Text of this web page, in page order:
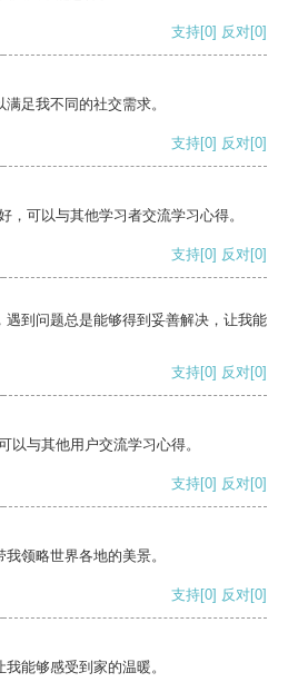
支持[0] 反对[0]
足我不同的社交需求。
支持[0] 反对[0]
，可以与其他学习者交流学习心得。
支持[0] 反对[0]
到问题总是能够得到妥善解决，让我能
支持[0] 反对[0]
以与其他用户交流学习心得。
支持[0] 反对[0]
领略世界各地的美景。
支持[0] 反对[0]
能够感受到家的温暖。